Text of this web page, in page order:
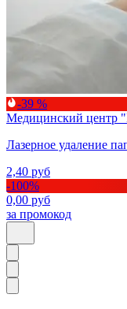
-39 %
Медицинский центр
Лазерное удаление
2,40 руб
-100%
0,00 руб
за промокод